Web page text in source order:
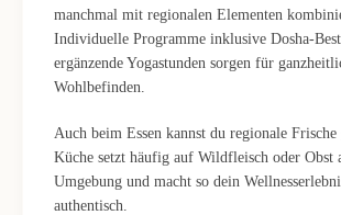
manchmal mit regionalen Elementen
Individuelle Programme inklusive Dosha-
ergänzende Yogastunden sorgen für
Wohlbefinden.
Auch beim Essen kannst du regionale
Küche setzt häufig auf Wildfleisch oder Obst
Umgebung und macht so dein
authentisch.